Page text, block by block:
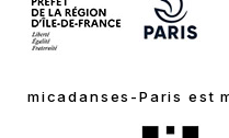
micadanses-Paris est